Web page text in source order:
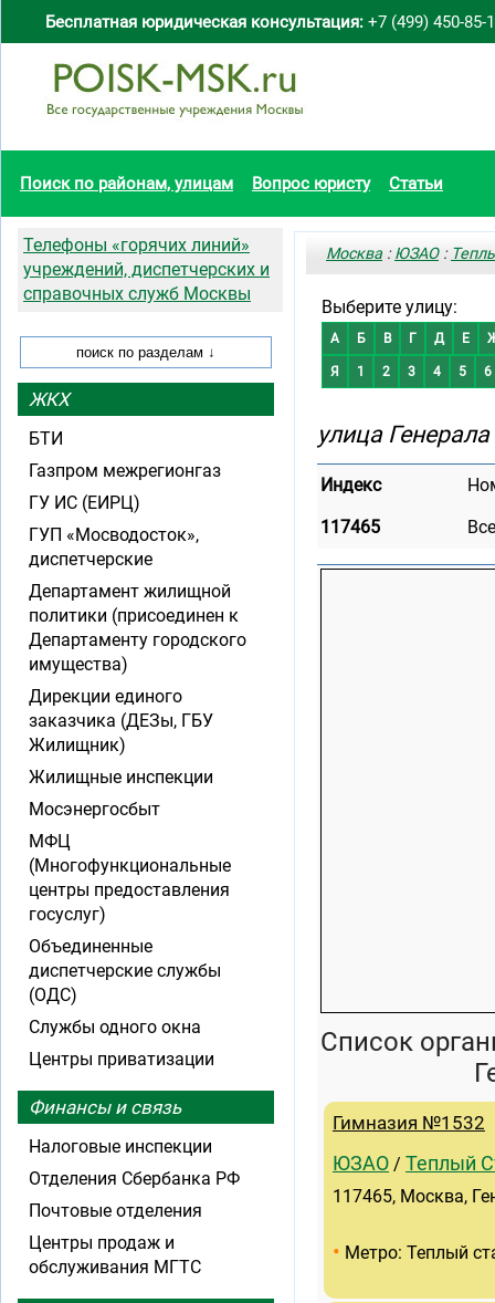
Бесплатная юридическая консультация: +7 (499) 450-85-
Поиск по районам, улицам Вопрос юристу Статьи
Москва :ЮЗАО:
Выберите улицу:
А Б В Г Д Е
Я 1 2 3 4 5 6
улица
Индекс
117465
Список
Гимназия №1532
ЮЗАО / Теплый
117465, Москва,
• Метро: Теплый
Телефоны «горячих линий»
учреждений, диспетчерских и
справочных служб Москвы
ЖКХ
БТИ
Газпром межрегионгаз
ГУ ИС (ЕИРЦ)
ГУП «Мосводосток»,
диспетчерские
Департамент жилищной
политики (присоединен к
Департаменту городского
имущества)
Дирекции единого
заказчика (ДЕЗы, ГБУ
Жилищник)
Жилищные инспекции
Мосэнергосбыт
МФЦ
(Многофункциональные
центры предоставления
госуслуг)
Объединенные
диспетчерские службы
(ОДС)
Службы одного окна
Центры приватизации
Финансы и связь
Налоговые инспекции
Отделения Сбербанка РФ
Почтовые отделения
Центры продаж и
обслуживания МГТС